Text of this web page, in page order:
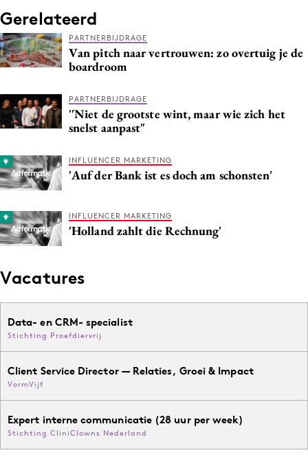
Gerelateerd
PARTNERBIJDRAGE
Van pitch naar vertrouwen: zo overtuig je de
boardroom
PARTNERBIJDRAGE
''Niet de grootste wint, maar wie zich het
snelst aanpast"
INFLUENCER MARKETING
'Auf der Bank ist es doch am schonsten'
INFLUENCER MARKETING
'Holland zahlt die Rechnung'
Vacatures
Data- en CRM- specialist
Stichting Proefdiervrij
Client Service Director — Relaties, Groei & Impact
VormVijf
Expert interne communicatie (28 uur per week)
Stichting CliniClowns Nederland